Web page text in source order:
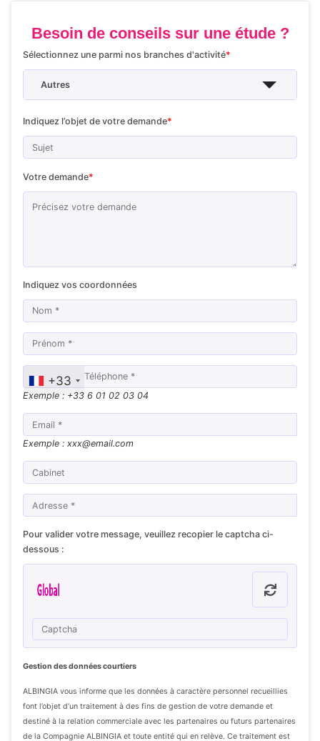
Besoin de conseils sur une étude ?
Sélectionnez une parmi nos branches d'activité*
Autres
Indiquez l’objet de votre demande*
Votre demande*
Indiquez vos coordonnées
+33
Exemple : +33 6 01 02 03 04
Exemple : xxx@email.com
Pour valider votre message, veuillez recopier le captcha ci-
dessous :
Gestion des données courtiers
ALBINGIA vous informe que les données à caractère personnel recueillies
font l’objet d’un traitement à des fins de gestion de votre demande et
destiné à la relation commerciale avec les partenaires ou futurs partenaires
de la Compagnie ALBINGIA et toute entité qui en relève. Ce traitement est